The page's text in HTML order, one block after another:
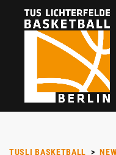
TUSLI BASKETBALL >